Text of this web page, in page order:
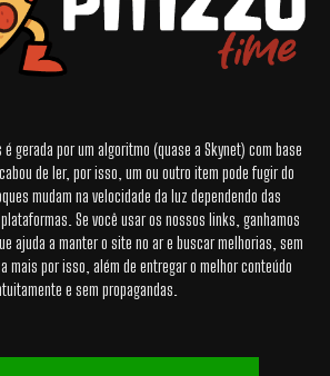
gerada por um algoritmo (quase a Skynet) com base
de ler, por isso, um ou outro item pode fugir do
mudam na velocidade da luz dependendo das
Se você usar os nossos links, ganhamos
ajuda a manter o site no ar e buscar melhorias, sem
mais por isso, além de entregar o melhor conteúdo
e sem propagandas.